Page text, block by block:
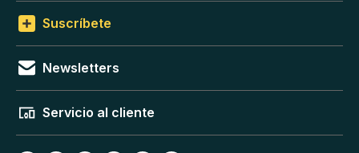
Suscríbete
Newsletters
Servicio al cliente